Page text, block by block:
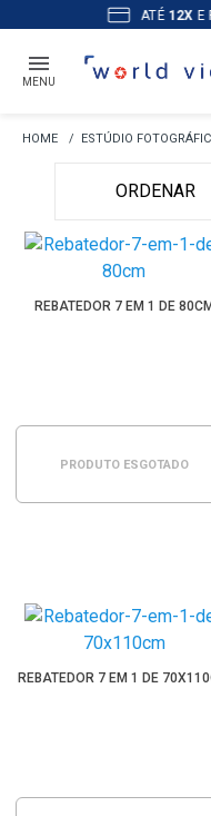
ATÉ12XE
MENU
ESTÚDIO
ORDENAR
REBATEDOR 7 EM 1 DE 80CM
PRODUTO ESGOTADO
REBATEDOR 7 EM 1 DE